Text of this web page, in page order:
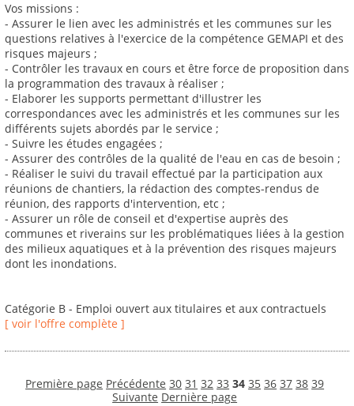
Vos missions :
- Assurer le lien avec les administrés et les communes sur les
questions relatives à l'exercice de la compétence GEMAPI et des
risques majeurs ;
- Contrôler les travaux en cours et être force de proposition dans
la programmation des travaux à réaliser ;
- Elaborer les supports permettant d'illustrer les
correspondances avec les administrés et les communes sur les
différents sujets abordés par le service ;
- Suivre les études engagées ;
- Assurer des contrôles de la qualité de l'eau en cas de besoin ;
- Réaliser le suivi du travail effectué par la participation aux
réunions de chantiers, la rédaction des comptes-rendus de
réunion, des rapports d'intervention, etc ;
- Assurer un rôle de conseil et d'expertise auprès des
communes et riverains sur les problématiques liées à la gestion
des milieux aquatiques et à la prévention des risques majeurs
dont les inondations.
Catégorie B - Emploi ouvert aux titulaires et aux contractuels
[ voir l'offre complète ]
Première page Précédente 30 31 32 33 34 35 36 37 38 39
Suivante Dernière page